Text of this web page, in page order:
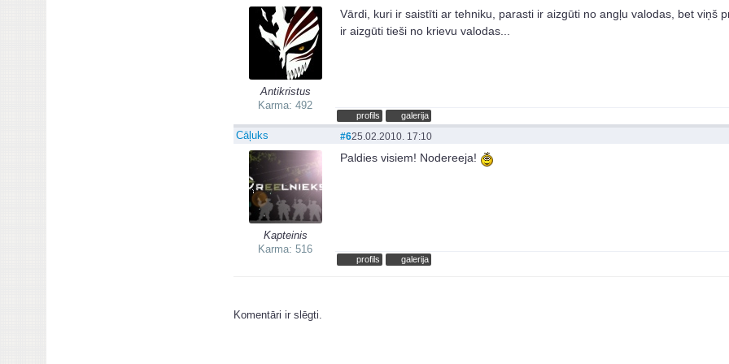
Antikristus
Karma: 492
Vārdi, kuri ir saistīti ar tehniku, parasti ir aizgūti no angļu valodas, bet viņš
ir aizgūti tieši no krievu valodas...
profils galerija
Cāļuks
Kapteinis
Karma: 516
#625.02.2010. 17:10
Paldies visiem! Nodereeja!
profils galerija
Komentāri ir slēgti.